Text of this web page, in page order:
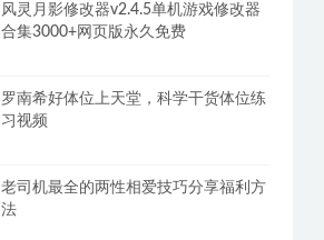
风灵月影修改器v2.4.5单机游戏修改器
合集3000+网页版永久免费
罗南希好体位上天堂，科学干货体位练
习视频
老司机最全的两性相爱技巧分享福利方
法